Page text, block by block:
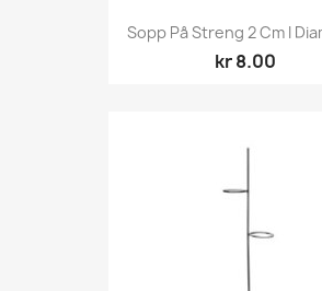
Sopp På Streng 2 Cm I
kr 8.00